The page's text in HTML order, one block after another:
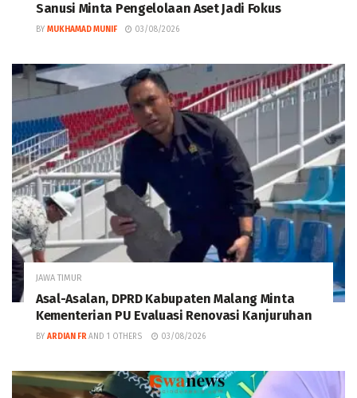
Sanusi Minta Pengelolaan Aset Jadi Fokus
BY MUKHAMAD MUNIF 03/08/2026
JAWA TIMUR
Asal-Asalan, DPRD Kabupaten Malang Minta
Kementerian PU Evaluasi Renovasi Kanjuruhan
BY ARDIAN FR AND 1 OTHERS 03/08/2026